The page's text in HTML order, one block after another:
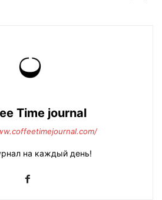
Time journal
на каждый день!